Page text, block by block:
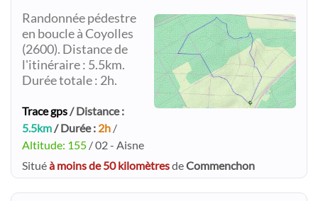
Randonnée pédestre
en boucle à Coyolles
(2600). Distance de
l'itinéraire : 5.5km.
Durée totale : 2h.
Trace gps/ Distance :
5.5km/ Durée : 2h /
Altitude: 155 / 02 - Aisne
Situéà moins de 50 kilomètresdeCommenchon